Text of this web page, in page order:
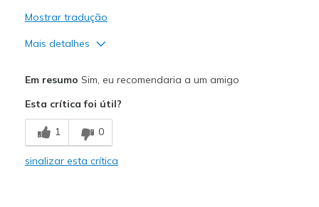
Mostrar tradução
Mais detalhes
Breathe Well
Comfortable
Em resumo Sim, eu recomendaria a um amigo
Esta crítica foi útil?
1 0
sinalizar esta crítica